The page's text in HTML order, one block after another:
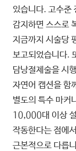
있습니다. 고수준
감지하면 스스로
지금까지 시술당
보고되었습니다.
담낭절제술을 시
자연어 캡션을 함
별도의 특수 마커
10,000대 이상
작동한다는 점에
근본적으로 다릅